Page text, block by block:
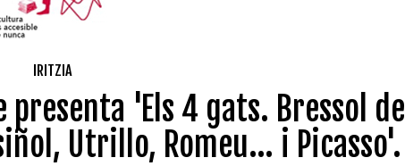
IRITZIA
presenta 'Els 4 gats. Bressol del
Utrillo, Romeu... i Picasso'.